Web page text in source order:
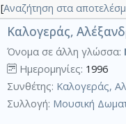
[Αναζήτηση στα
Καλογεράς,
Όνομα σε άλλη γλώσσα:
Ημερομηνίες: 1996
Συνθέτης: Καλογεράς,
Συλλογή: Μουσική